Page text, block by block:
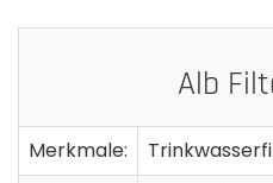
Alb
Merkmale: